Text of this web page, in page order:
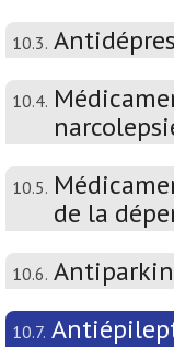
10.3.
10.4.
10.5.
de la
10.6.
10.7.